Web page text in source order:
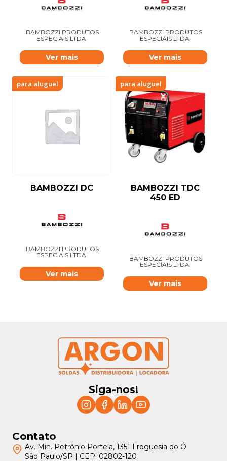
BAMBOZZI PRODUTOS
ESPECIAIS LTDA
Ver mais
BAMBOZZI PRODUTOS
ESPECIAIS LTDA
Ver mais
para aluguel
BAMBOZZI DC
BAMBOZZI PRODUTOS
ESPECIAIS LTDA
Ver mais
para aluguel
BAMBOZZI TDC
450 ED
BAMBOZZI PRODUTOS
ESPECIAIS LTDA
Ver mais
Siga-nos!
Contato
Av. Min. Petrônio Portela, 1351 Freguesia do Ó
São Paulo/SP | CEP: 02802-120